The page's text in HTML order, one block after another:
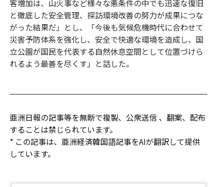
客増加は、山火事など様々な悪条件の中でも迅速な復旧
と徹底した安全管理、探訪環境改善の努力が成果につな
がった結果だ」とし、「今後も気候危機時代に合わせて
災害予防体系を強化し、安全で快適な環境を造成し、国
立公園が国民を代表する自然休息空間として位置づけら
れるよう最善を尽くす」と話した。
亜洲日報の記事等を無断で複製、公衆送信 、翻案、配布
することは禁じられています。
* この記事は、亜洲経済韓国語記事をAIが翻訳して提供
しています。